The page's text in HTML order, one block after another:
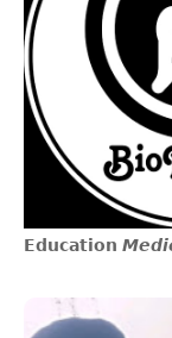
𝗘𝗱𝘂𝗰𝗮𝘁𝗶𝗼𝗻 𝙈𝙚𝙙𝙞𝙘𝙖𝙡